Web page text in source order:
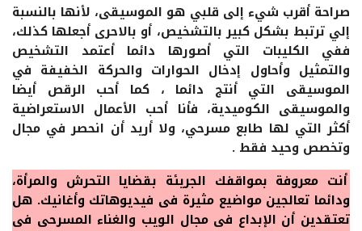
صراحة أقرب شيء إلى قلبي هو الموسيقى، لأنها بالنسبة
إلي ترتبط بشكل كبير بالتشخيص، أو بالاحرى أجعلها كذلك،
ففي الكليبات التي أصورها دائما أعتمد التشخيص
والتمثيل وأحاول إدخال الحوارات والحركة الخفيفة في
الموسيقى التي أنتج دائما ، كما أحب الرقص أيضا
والموسيقى الكوميدية، فأنا أحب الأعمال الاستعراضية
أكثر التي لها طابع مسرحي، ولا أريد أن انحصر في مجال
وتخصص وحيد فقط .
أنت معروفة بمواقفك الجريئة بقضايا التحرش والمرأة،
ودائما تعالجين مواضيع مثيرة في فيديوهاتك وأغانيك. هل
تعتقدين أن الإبداع في مجال الويب والغناء المسرحي في